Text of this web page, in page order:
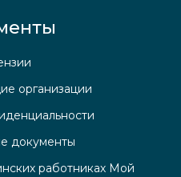
организации
документы
работниках Мой